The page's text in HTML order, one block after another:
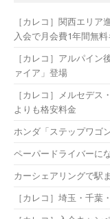
［カレコ］関西エリア
入会で月会費1年間無
［カレコ］アルパイン
ァイア」登場
［カレコ］メルセデス
よりも格安料金
ホンダ「ステップワゴ
ペーパードライバーに
カーシェアリングで駅
［カレコ］埼玉・千葉